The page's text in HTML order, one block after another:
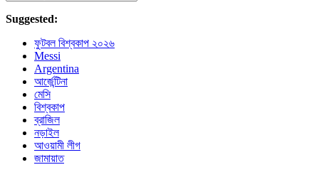
Suggested:
ফুটবল বিশ্বকাপ ২০২৬
Messi
Argentina
আর্জেন্টিনা
মেসি
বিশ্বকাপ
ব্রাজিল
নড়াইল
আওয়ামী লীগ
জামায়াত